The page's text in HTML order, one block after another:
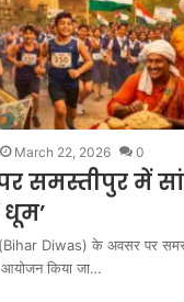
March 22, 2026 0
पर समस्तीपुर में
धूम’
(Bihar Diwas) के अवसर पर
आयोजन किया जा…